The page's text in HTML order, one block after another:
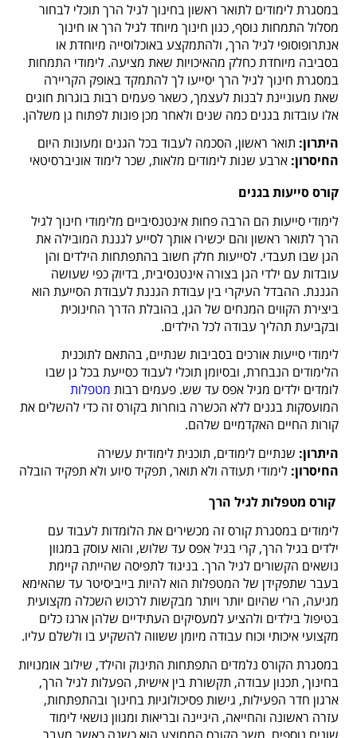
במסגרת לימודים לתואר ראשון בחינוך לגיל הרך תוכלי לבחור
מסלול התמחות נוסף, כגון חינוך מיוחד לגיל הרך או חינוך
אנתרופוסופי לגיל הרך, ולהתמקצע באוכלוסייה מיוחדת או
בסביבה מיוחדת כחלק מהאיכויות שאת מציעה. לימודי התמחות
במסגרת חינוך לגיל הרך יסייעו לך להתמקד באופק הקריירה
שאת מעוניינת לבנות לעצמך, כשאר פעמים רבות בוגרות חוגים
אלו עובדות בגנים כמה שנים ולאחר מכן פונות לפתוח גן משלהן.
היתרון: תואר ראשון, הסכמה לעבוד בכל הגנים ומעונות היום
החיסרון: ארבע שנות לימודים מלאות, שכר לימוד אוניברסיטאי
קורס סייעות בגנים
לימודי סייעות הם הרבה פחות אינטנסיביים מלימודי חינוך לגיל
הרך לתואר ראשון והם יכשירו אותך לסייע לגננת המובילה את
הגן שבו תעבדי. לסייעות חלק חשוב בהתפתחות הילדים והן
עובדות עם ילדי הגן בצורה אינטנסיבית, בדיוק כפי שעושה
הגננת. ההבדל העיקרי בין עבודת הגננת לעבודת הסייעת הוא
ביצירת הקווים המנחים של הגן, בהובלת הדרך החינוכית
ובקביעת תהליך עבודה לכל הילדים.
לימודי סייעות אורכים בסביבות שנתיים, בהתאם לתוכנית
הלימודים הנבחרת, ובסיומן תוכלי לעבוד כסייעת בכל גן שבו
לומדים ילדים מגיל אפס עד שש. פעמים רבות מטפלות
המועסקות בגנים ללא הכשרה בוחרות בקורס זה כדי להשלים את
קורות החיים האקדמיים שלהם.
היתרון: שנתיים לימודים, תוכנית לימודית עשירה
החיסרון: לימודי תעודה ולא תואר, תפקיד סיוע ולא תפקיד הובלה
קורס מטפלות לגיל הרך
לימודים במסגרת קורס זה מכשירים את הלומדות לעבוד עם
ילדים בגיל הרך, קרי בגיל אפס עד שלוש, והוא עוסק במגוון
נושאים הקשורים לגיל הרך. בניגוד לתפיסה שהייתה קיימת
בעבר שתפקידן של המטפלות הוא להיות בייביסיטר עד שהאימא
מגיעה, הרי שהיום יותר ויותר מבקשות לרכוש השכלה מקצועית
בטיפול בילדים ולהציע למעסיקים העתידיים שלהן ארגז כלים
מקצועי איכותי וכוח עבודה מיומן ששווה להשקיע בו ולשלם עליו.
במסגרת הקורס נלמדים התפתחות התינוק והילד, שילוב אומנויות
בחינוך, תכנון עבודה, תקשורת בין אישית, הפעלות לגיל הרך,
ארגון חדר הפעילות, גישות פסיכולוגיות בחינוך ובהתפתחות,
עזרה ראשונה והחייאה, היגיינה ובריאות ומגוון נושאי לימוד